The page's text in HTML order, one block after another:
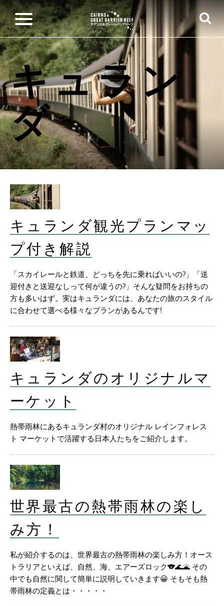
キュラン
ダ
キュランダ観光プランマッ
プ付き解説
「スカイレールと鉄道、どっちを先に乗ればいいの?」「送
迎付きと送迎なしって何が違うの?」そんな疑問をお持ちの
方も多いはず。実はキュランダには、あなたの旅のスタイル
に合わせて選べる様々なプランがあるんです!
キュランダのオリジナルマ
ーケット
熱帯雨林にあるキュランダ村のオリジナル レインフォレス
ト マーケットで活躍する日本人たちをご紹介します。
世界最古の熱帯雨林の楽し
み方！
私が紹介するのは、世界最古の熱帯雨林の楽しみ方！オース
トラリアといえば、自然、海、エアーズロック🐨🌊🌋 その
中でも自然に関して簡単に説明していきます😀 そもそも熱
帯雨林の定義とは・・・・・